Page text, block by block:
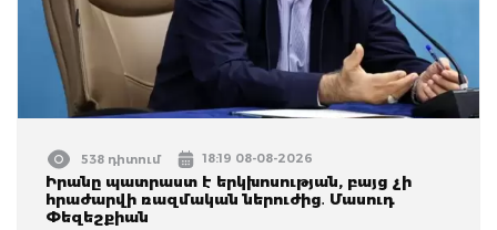
538 դիտում 18:19 08-08-2026
Իրանը պատրաստ է երկխոսության, բայց չի
հրաժարվի ռազմական ներուժից․ Մասուդ
Փեզեշքիան